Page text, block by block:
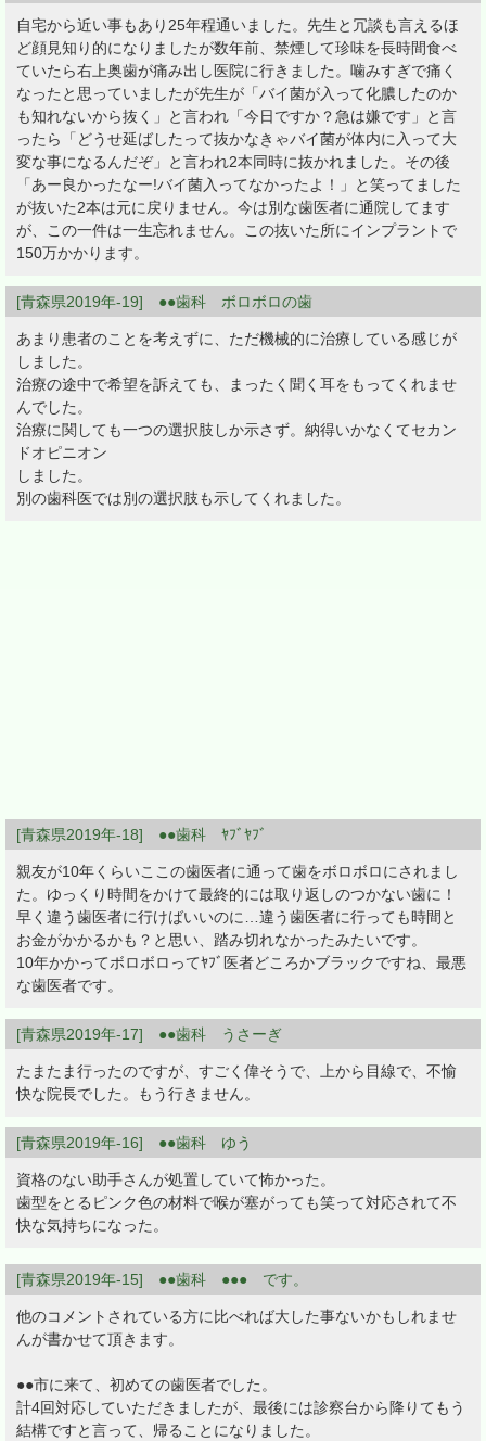
自宅から近い事もあり25年程通いました。先生と冗談も言えるほ
ど顔見知り的になりましたが数年前、禁煙して珍味を長時間食べ
ていたら右上奥歯が痛み出し医院に行きました。噛みすぎで痛く
なったと思っていましたが先生が「バイ菌が入って化膿したのか
も知れないから抜く」と言われ「今日ですか？急は嫌です」と言
ったら「どうせ延ばしたって抜かなきゃバイ菌が体内に入って大
変な事になるんだぞ」と言われ2本同時に抜かれました。その後
「あー良かったなー!バイ菌入ってなかったよ！」と笑ってました
が抜いた2本は元に戻りません。今は別な歯医者に通院してます
が、この一件は一生忘れません。この抜いた所にインプラントで
150万かかります。
[青森県2019年-19] ●●歯科 ボロボロの歯
あまり患者のことを考えずに、ただ機械的に治療している感じが
しました。
治療の途中で希望を訴えても、まったく聞く耳をもってくれませ
んでした。
治療に関しても一つの選択肢しか示さず。納得いかなくてセカン
ドオピニオン
しました。
別の歯科医では別の選択肢も示してくれました。
[青森県2019年-18] ●●歯科 ﾔﾌﾞﾔﾌﾞ
親友が10年くらいここの歯医者に通って歯をボロボロにされまし
た。ゆっくり時間をかけて最終的には取り返しのつかない歯に！
早く違う歯医者に行けばいいのに…違う歯医者に行っても時間と
お金がかかるかも？と思い、踏み切れなかったみたいです。
10年かかってボロボロってﾔﾌﾞ医者どころかブラックですね、最悪
な歯医者です。
[青森県2019年-17] ●●歯科 うさーぎ
たまたま行ったのですが、すごく偉そうで、上から目線で、不愉
快な院長でした。もう行きません。
[青森県2019年-16] ●●歯科 ゆう
資格のない助手さんが処置していて怖かった。
歯型をとるピンク色の材料で喉が塞がっても笑って対応されて不
快な気持ちになった。
[青森県2019年-15] ●●歯科 ●●● です。
他のコメントされている方に比べれば大した事ないかもしれませ
んが書かせて頂きます。
●●市に来て、初めての歯医者でした。
計4回対応していただきましたが、最後には診察台から降りてもう
結構ですと言って、帰ることになりました。